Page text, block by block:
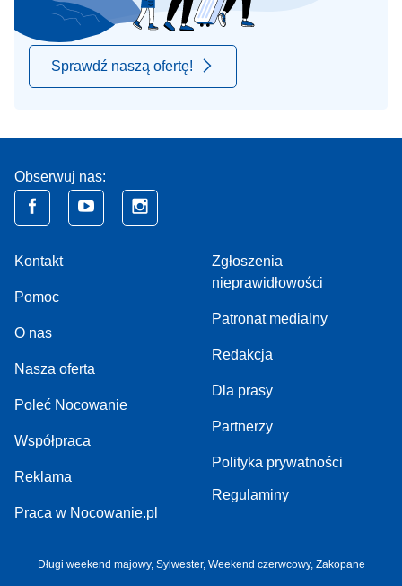
Sprawdź naszą ofertę!
Obserwuj nas:
Kontakt
Pomoc
O nas
Nasza oferta
Poleć Nocowanie
Współpraca
Reklama
Praca w Nocowanie.pl
Zgłoszenia
nieprawidłowości
Patronat medialny
Redakcja
Dla prasy
Partnerzy
Polityka prywatności
Regulaminy
Długi weekend majowy, Sylwester, Weekend czerwcowy, Zakopane